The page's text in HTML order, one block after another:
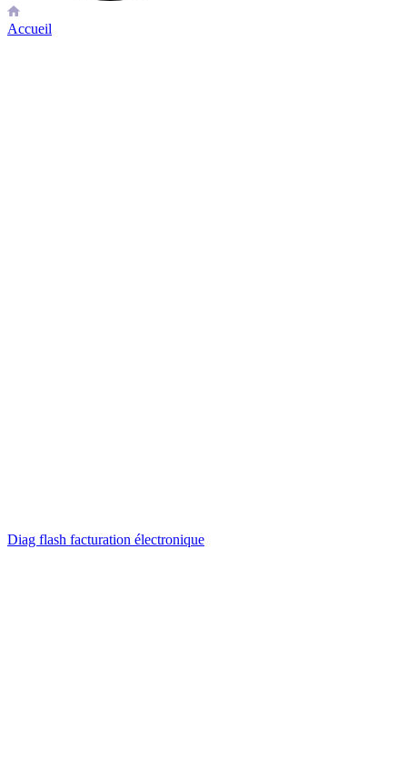
Accueil
Diag flash facturation électronique